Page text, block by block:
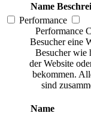
Name
Performance
Performance
Besucher eine
Besucher wie
der Website
bekommen.
sind
Name